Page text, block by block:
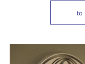
to